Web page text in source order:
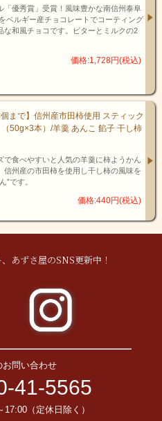
「優秀賞」受賞！風味豊かな南信州泰阜
ベルギー産チョコレートでコーティング
な和風チョコです。ビターとミルクの2
価格:1,728円(税込)
個まで】信州産市田柿使用 スティック
50g×3本）/羊羹 あんこ 餡子 干し柿
で食べやすいと人気の羊羹に柿ようかん
信州産の市田柿を使用し干し柿の風味を
”です。
価格:440円(税込)
あずさ屋のSNS更新中！
お問い合わせ
41-5565
17:00（定休日除く）